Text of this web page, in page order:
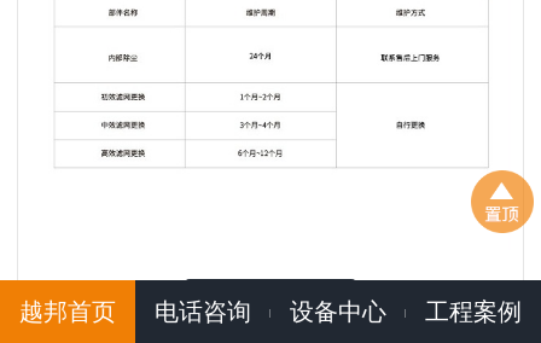
更多案例
越邦首页 电话咨询 设备中心 工程案例